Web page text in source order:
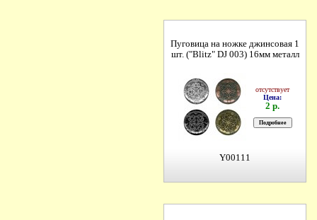
Пуговица на ножке джинсовая 1
шт. ("Blitz" DJ 003) 16мм металл
отсутствует
Цена:
2 р.
Y00111